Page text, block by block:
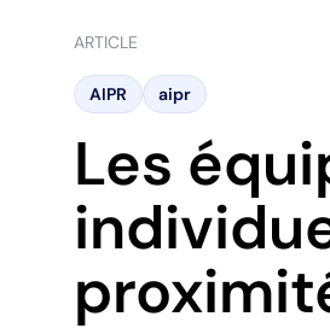
ARTICLE
AIPR aipr
Les